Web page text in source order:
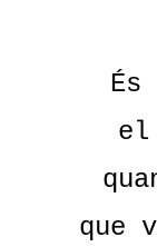
És
el
que